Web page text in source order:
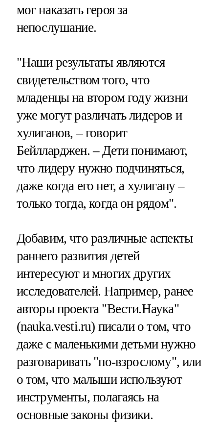
мог наказать героя за
непослушание.
"Наши результаты являются
свидетельством того, что
младенцы на втором году жизни
уже могут различать лидеров и
хулиганов, ‒ говорит
Бейлларджен. ‒ Дети понимают,
что лидеру нужно подчиняться,
даже когда его нет, а хулигану –
только тогда, когда он рядом".
Добавим, что различные аспекты
раннего развития детей
интересуют и многих других
исследователей. Например, ранее
авторы проекта "Вести.Наука"
(nauka.vesti.ru) писали о том, что
даже с маленькими детьми нужно
разговаривать "по-взрослому", или
о том, что малыши используют
инструменты, полагаясь на
основные законы физики.